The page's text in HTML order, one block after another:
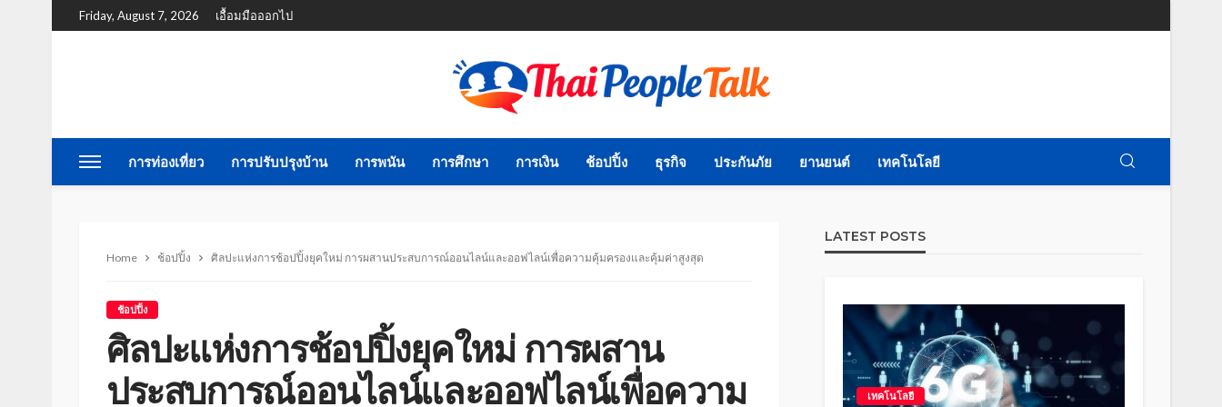
Friday, August 7, 2026 เอื้อมมือออกไป
การท่องเที่ยว การปรับปรุงบ้าน การพนัน การศึกษา การเงิน ช้อปปิ้ง ธุรกิจ ประกันภัย ยานยนต์ เทคโนโลยี
Home ช้อปปิ้ง ศิลปะแห่งการช้อปปิ้งยุคใหม่ การผสานประสบการณ์ออนไลน์และออฟไลน์เพื่อความคุ้มครองและคุ้มค่าสูงสุด
ช้อปปิ้ง
ศิลปะแห่งการช้อปปิ้งยุคใหม่ การผสาน
ประสบการณ์ออนไลน์และออฟไลน์เพื่อความ
LATEST POSTS
เทคโนโลยี